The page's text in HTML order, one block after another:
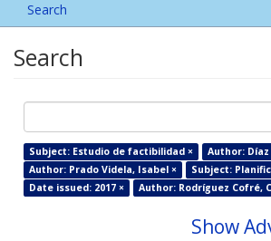
Search
Search
Subject: Estudio de factibilidad ×
Author:
Author: Prado Videla, Isabel ×
Subject:
Date issued: 2017 ×
Author: Rodríguez Cofré,
Show